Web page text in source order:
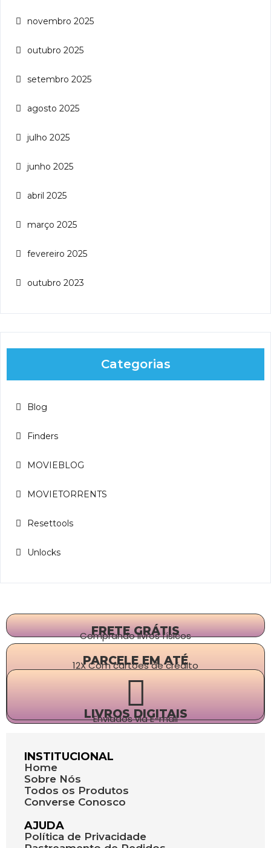
novembro 2025
outubro 2025
setembro 2025
agosto 2025
julho 2025
junho 2025
abril 2025
março 2025
fevereiro 2025
outubro 2023
Categorias
Blog
Finders
MOVIEBLOG
MOVIETORRENTS
Resettools
Unlocks
FRETE GRÁTIS
Comprando livros físicos
PARCELE EM ATÉ
12X Com cartões de crédito
LIVROS DIGITAIS
Enviados via E-mail
INSTITUCIONAL
Home
Sobre Nós
Todos os Produtos
Converse Conosco
AJUDA
Política de Privacidade